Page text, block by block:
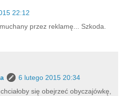
22:12
przez reklamę... Szkoda.
6 lutego 2015 20:34
się obejrzeć obyczajówkę,